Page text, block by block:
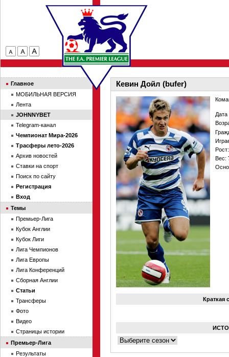
Кевин Дойл (bufer)
Вес:
Краткая
Главное
МОБИЛЬНАЯ ВЕРСИЯ
Лента
JOHNNYBET
Telegram-канал
Чемпионат Мира-2026
Трасферы лето-2026
Архив новостей
Ставки на спорт
Поиск по сайту
Регистрация
Вход
Темы
Премьер-Лига
Кубок Англии
Кубок Лиги
Лига Чемпионов
Лига Европы
Лига Конференций
Сборная Англии
Статьи
Трансферы
Фото
Видео
Страницы истории
Премьер-Лига
Результаты